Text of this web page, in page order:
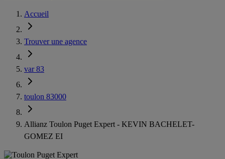
Accueil
Trouver une agence
var 83
toulon 83000
Allianz Toulon Puget Expert - KEVIN BACHELET-
GOMEZ EI